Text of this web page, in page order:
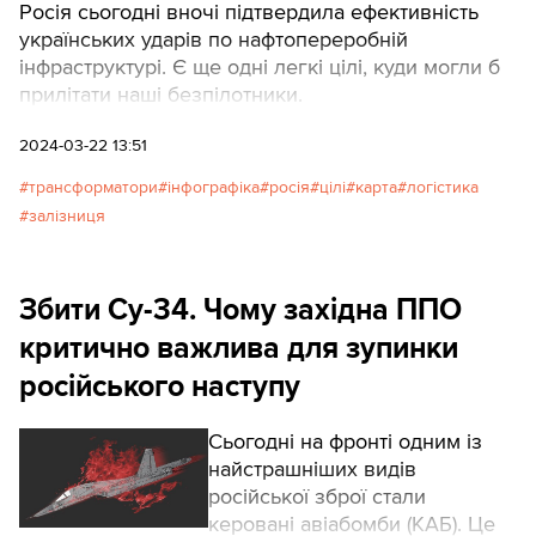
Росія сьогодні вночі підтвердила ефективність
українських ударів по нафтопереробній
інфраструктурі. Є ще одні легкі цілі, куди могли б
прилітати наші безпілотники.
2024-03-22 13:51
трансформатори інфографіка росія цілі карта логістика
залізниця
Збити Су-34. Чому західна ППО
критично важлива для зупинки
російського наступу
Сьогодні на фронті одним із
найстрашніших видів
російської зброї стали
керовані авіабомби (КАБ). Це